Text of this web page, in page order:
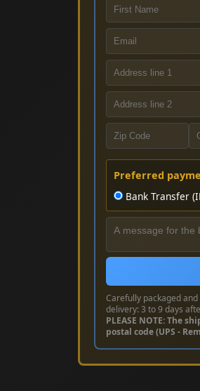
Preferred
Bank Transfer
Carefully packaged
delivery: 3 to 9 days
PLEASE NOTE: The
postal code (UPS -